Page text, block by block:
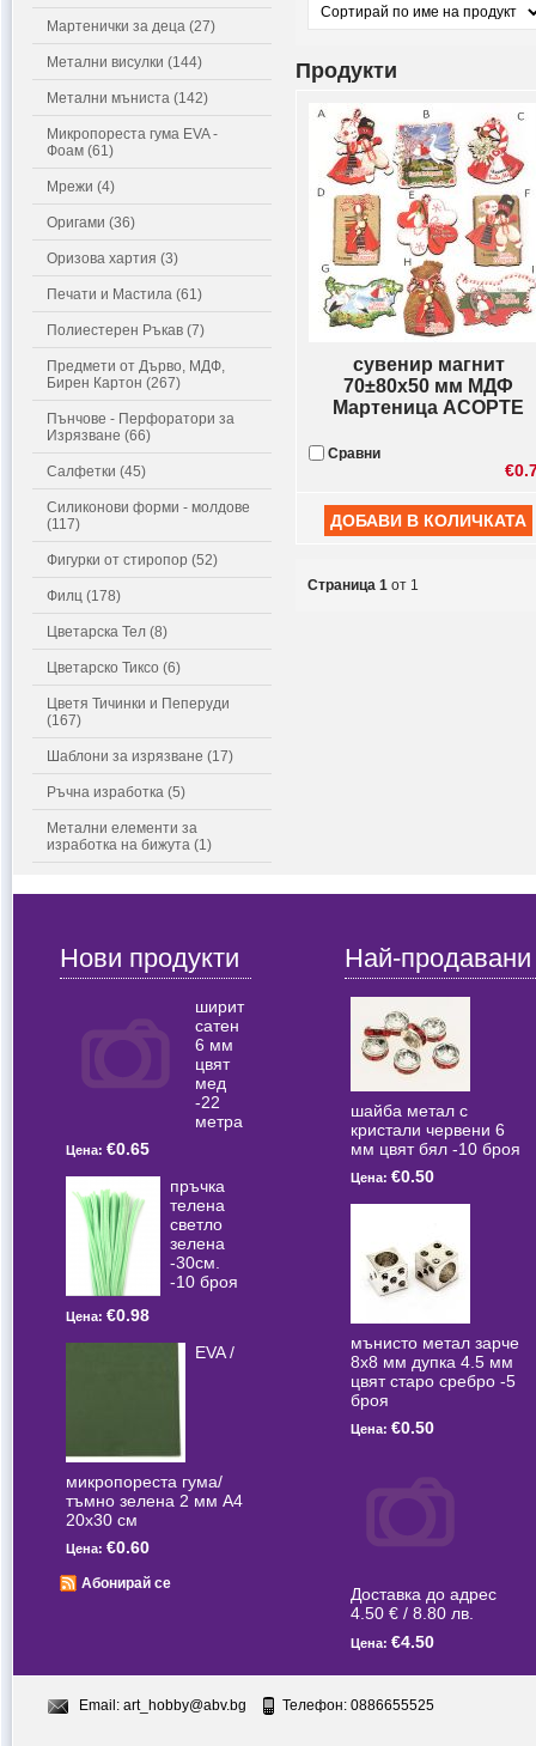
Мартенички за деца (27)
Метални висулки (144)
Метални мъниста (142)
Микропореста гума EVA -
Фоам (61)
Мрежи (4)
Оригами (36)
Оризова хартия (3)
Печати и Мастила (61)
Полиестерен Ръкав (7)
Предмети от Дърво, МДФ,
Бирен Картон (267)
Пънчове - Перфоратори за
Изрязване (66)
Салфетки (45)
Силиконови форми - молдове
(117)
Фигурки от стиропор (52)
Филц (178)
Цветарска Тел (8)
Цветарско Тиксо (6)
Цветя Тичинки и Пеперуди
(167)
Шаблони за изрязване (17)
Ръчна изработка (5)
Метални елементи за
изработка на бижута (1)
Продукти
сувенир магнит
70±80x50 мм МДФ
Мартеница АСОРТЕ
Сравни
Страница 1 от 1
Нови продукти
ширит
сатен
6 мм
цвят
мед
-22
метра
Цена: €0.65
пръчка
телена
светлo
зелена
-30см.
-10 броя
Цена: €0.98
EVA /
микропореста гума/
тъмно зелена 2 мм А4
20x30 см
Цена: €0.60
Абонирай се
Най-продавани
шайба метал с
кристали червени 6
мм цвят бял -10 броя
Цена: €0.50
мънисто метал зарче
8x8 мм дупка 4.5 мм
цвят старо сребро -5
броя
Цена: €0.50
Доставка до адрес
4.50 € / 8.80 лв.
Цена: €4.50
Email: art_hobby@abv.bg Телефон: 0886655525